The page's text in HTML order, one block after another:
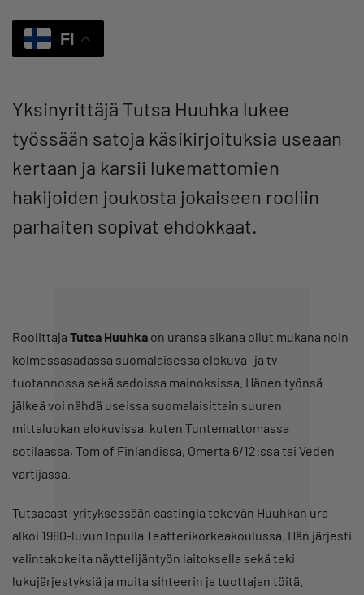
FI
Yksinyrittäjä Tutsa Huuhka lukee
työssään satoja käsikirjoituksia useaan
kertaan ja karsii lukemattomien
hakijoiden joukosta jokaiseen rooliin
parhaiten sopivat ehdokkaat.
Roolittaja Tutsa Huuhka on uransa aikana ollut mukana noin
kolmessasadassa suomalaisessa elokuva- ja tv-
tuotannossa sekä sadoissa mainoksissa. Hänen työnsä
jälkeä voi nähdä useissa suomalaisittain suuren
mittaluokan elokuvissa, kuten Tuntemattomassa
sotilaassa, Tom of Finlandissa, Omerta 6/12:ssa tai Veden
vartijassa.
Tutsacast-yrityksessään castingia tekevän Huuhkan ura
alkoi 1980-luvun lopulla Teatterikorkeakoulussa. Hän järjesti
valintakokeita näyttelijäntyön laitoksella sekä teki
lukujärjestyksiä ja muita sihteerin ja tuottajan töitä.